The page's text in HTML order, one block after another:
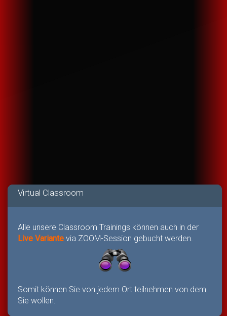
Virtual Classroom
Alle unsere Classroom Trainings können auch in der
Live Variante via ZOOM-Session gebucht werden.
Somit können Sie von jedem Ort teilnehmen von dem
Sie wollen.